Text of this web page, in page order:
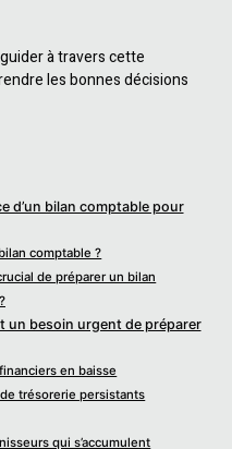
à travers cette
les bonnes décisions
d’un bilan comptable pour
comptable ?
de préparer un bilan
un besoin urgent de préparer
en baisse
trésorerie persistants
qui s’accumulent